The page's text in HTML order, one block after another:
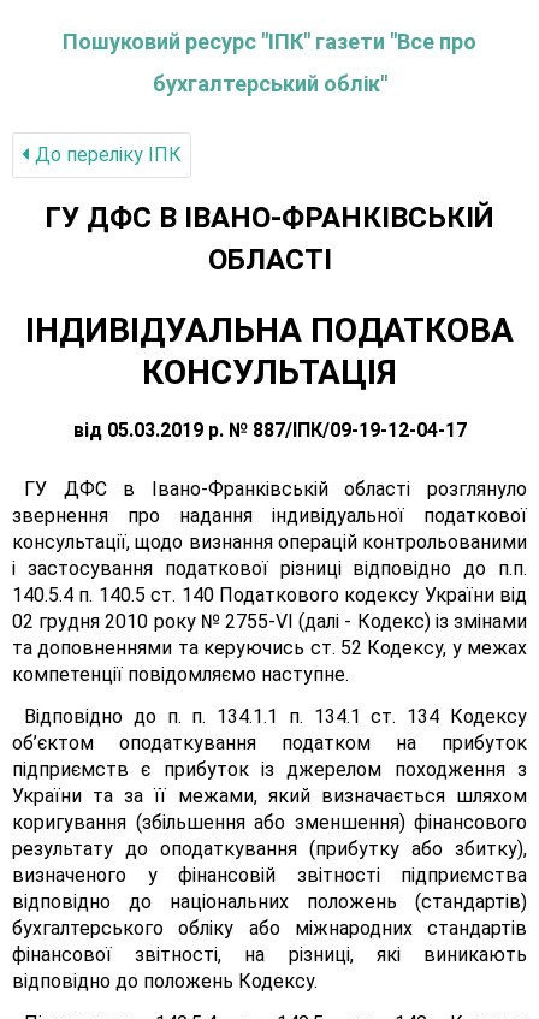
Пошуковий ресурс "ІПК" газети "Все про
бухгалтерський облік"
До переліку IПК
ГУ ДФС В IВАНО-ФРАНКIВСЬКIЙ
ОБЛАСТI
ІНДИВІДУАЛЬНА ПОДАТКОВА
КОНСУЛЬТАЦІЯ
від 05.03.2019 р. № 887/ІПК/09-19-12-04-17
ГУ ДФС в Івано-Франківській області розглянуло
звернення про надання індивідуальної податкової
консультації, щодо визнання операцій контрольованими
і застосування податкової різниці відповідно до п.п.
140.5.4 п. 140.5 ст. 140 Податкового кодексу України від
02 грудня 2010 року № 2755-VІ (далі - Кодекс) із змінами
та доповненнями та керуючись ст. 52 Кодексу, у межах
компетенції повідомляємо наступне.
Відповідно до п. п. 134.1.1 п. 134.1 ст. 134 Кодексу
об’єктом оподаткування податком на прибуток
підприємств є прибуток із джерелом походження з
України та за її межами, який визначається шляхом
коригування (збільшення або зменшення) фінансового
результату до оподаткування (прибутку або збитку),
визначеного у фінансовій звітності підприємства
відповідно до національних положень (стандартів)
бухгалтерського обліку або міжнародних стандартів
фінансової звітності, на різниці, які виникають
відповідно до положень Кодексу.